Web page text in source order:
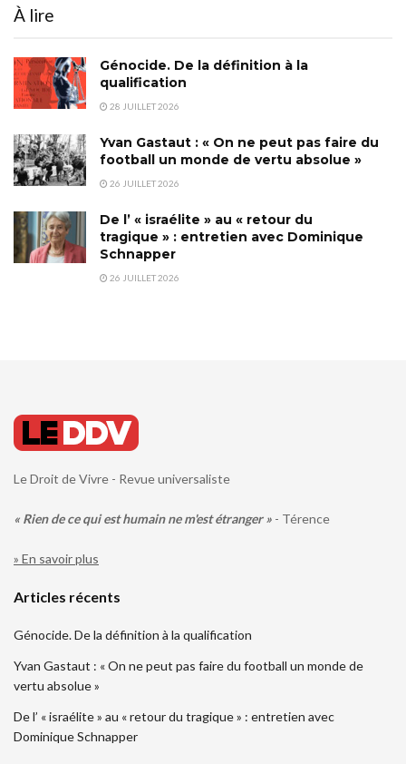
À lire
Génocide. De la définition à la
qualification
28 JUILLET 2026
Yvan Gastaut : « On ne peut pas faire du
football un monde de vertu absolue »
26 JUILLET 2026
De l’ « israélite » au « retour du
tragique » : entretien avec Dominique
Schnapper
26 JUILLET 2026
Le Droit de Vivre - Revue universaliste
« Rien de ce qui est humain ne m'est étranger » - Térence
» En savoir plus
Articles récents
Génocide. De la définition à la qualification
Yvan Gastaut : « On ne peut pas faire du football un monde de
vertu absolue »
De l’ « israélite » au « retour du tragique » : entretien avec
Dominique Schnapper